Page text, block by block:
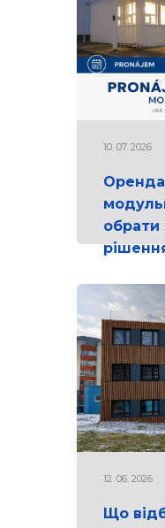
10. 07. 2026
Оренда
обрати
12. 06. 2026
Що